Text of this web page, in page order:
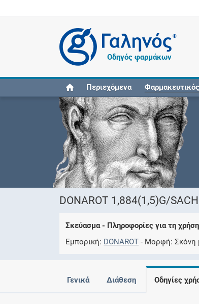
®
Οδηγός φαρμάκων
Περιεχόμενα
DONAROT 1,884(1,5)G/
Σκεύασμα - Πληροφορίες για τη χρήση
Εμπορική DONAROT Μορφή Σκόνη
Γενικά Διάθεση Οδηγίες